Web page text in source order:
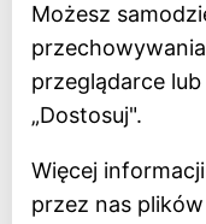
Możesz
przeglądarce
„Dostosuj".
Więcej
przez nas